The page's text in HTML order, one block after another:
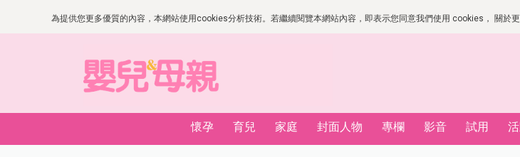
為提供您更多優質的內容，本網站使用cookies分析技術。若繼續閱覽本網站內容，即表示您同意我們使用 cookies， 關於
懷孕 育兒 家庭 封面人物 專欄 影音 試用